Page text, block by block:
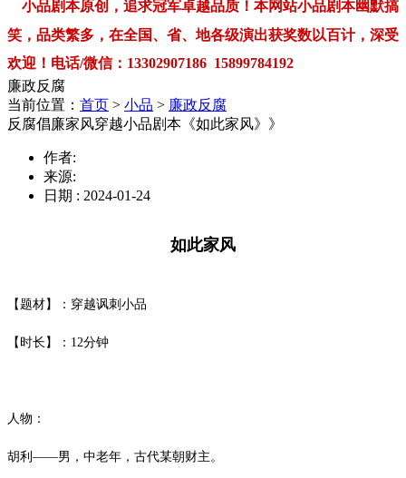
小品剧本原创，追求冠军卓越品质！本网站小品剧本幽默搞
笑，品类繁多，在全国、省、地各级演出获奖数以百计，深受
欢迎！电话/微信：13302907186 15899784192
廉政反腐
当前位置： 首页 > 小品 > 廉政反腐
反腐倡廉家风穿越小品剧本《如此家风》》
作者:
来源:
日期 : 2024-01-24
如此家风
【题材】：穿越讽刺小品
【时长】： 12分钟
人物：
胡利 ——男，中老年，古代某朝财主。